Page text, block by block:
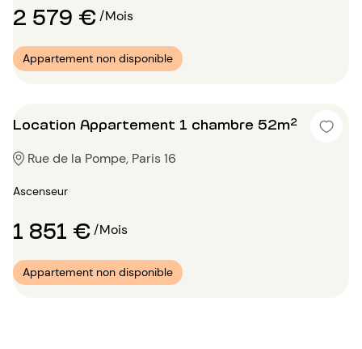
2 579 €/Mois
Appartement non disponible
Location Appartement 1 chambre 52m²
Rue de la Pompe, Paris 16
Ascenseur
1 851 €/Mois
Appartement non disponible